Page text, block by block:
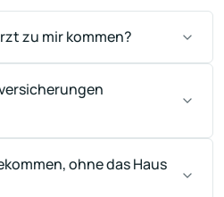
zu mir kommen?
ohne das Haus